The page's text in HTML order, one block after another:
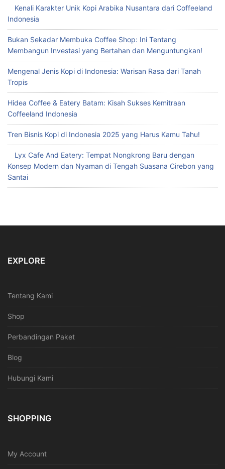
Kenali Karakter Unik Kopi Arabika Nusantara dari Coffeeland
Indonesia
Bukan Sekadar Membuka Coffee Shop: Ini Tentang
Membangun Investasi yang Bertahan dan Menguntungkan!
Mengenal Jenis Kopi di Indonesia: Warisan Rasa dari Tanah
Tropis
Hidea Coffee & Eatery Batam: Kisah Sukses Kemitraan
Coffeeland Indonesia
Tren Bisnis Kopi di Indonesia 2025 yang Harus Kamu Tahu!
Lyx Cafe And Eatery: Tempat Nongkrong Baru dengan
Konsep Modern dan Nyaman di Tengah Suasana Cirebon yang
Santai
EXPLORE
Tentang Kami
Shop
Perbandingan Paket
Blog
Hubungi Kami
SHOPPING
My Account